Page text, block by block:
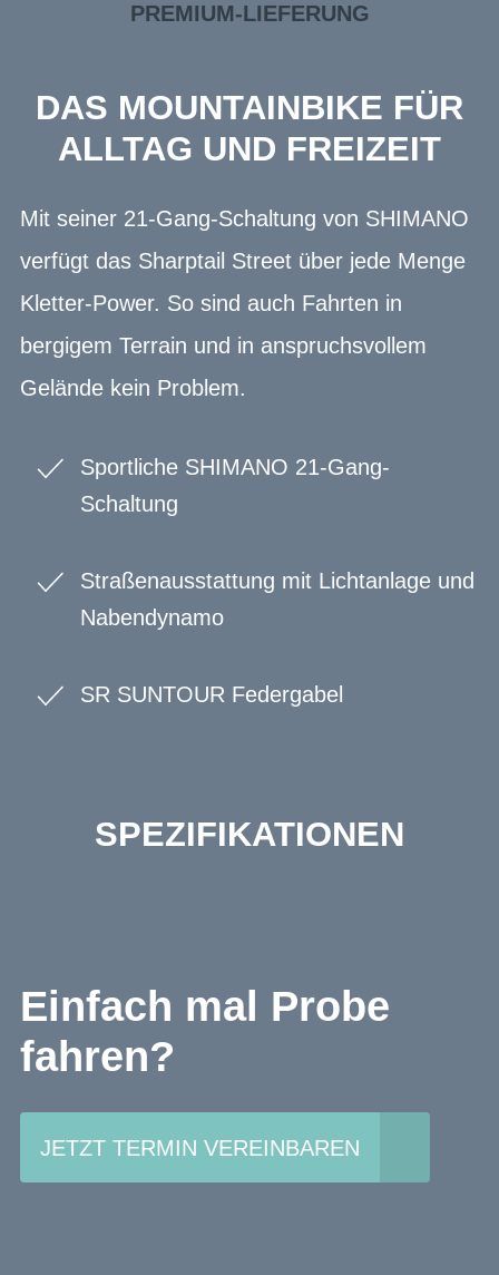
PREMIUM-LIEFERUNG
DAS MOUNTAINBIKE FÜR
ALLTAG UND FREIZEIT
Mit seiner 21-Gang-Schaltung von SHIMANO
verfügt das Sharptail Street über jede Menge
Kletter-Power. So sind auch Fahrten in
bergigem Terrain und in anspruchsvollem
Gelände kein Problem.
Sportliche SHIMANO 21-Gang-
Schaltung
Straßenausstattung mit Lichtanlage und
Nabendynamo
SR SUNTOUR Federgabel
SPEZIFIKATIONEN
Einfach mal Probe
fahren?
JETZT TERMIN VEREINBAREN